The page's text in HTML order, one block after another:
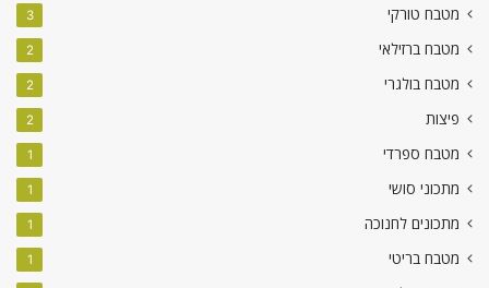
מטבח טורקי 3
מטבח ברזילאי 2
מטבח בולגרי 2
פיצות 2
מטבח ספרדי 1
מתכוני סושי 1
מתכונים לחנוכה 1
מטבח בריטי 1